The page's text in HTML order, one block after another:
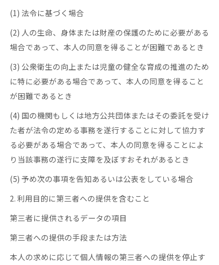
(1) 法令に基づく場合
(2) 人の生命、身体または財産の保護のために必要がある
場合であって、本人の同意を得ることが困難であるとき
(3) 公衆衛生の向上または児童の健全な育成の推進のため
に特に必要がある場合であって、本人の同意を得ること
が困難であるとき
(4) 国の機関もしくは地方公共団体またはその委託を受け
た者が法令の定める事務を遂行することに対して協力す
る必要がある場合であって、本人の同意を得ることによ
り当該事務の遂行に支障を及ぼすおそれがあるとき
(5) 予め次の事項を告知あるいは公表をしている場合
2. 利用目的に第三者への提供を含むこと
第三者に提供されるデータの項目
第三者への提供の手段または方法
本人の求めに応じて個人情報の第三者への提供を停止す